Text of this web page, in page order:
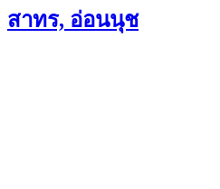
สาทร, อ่อนนุช